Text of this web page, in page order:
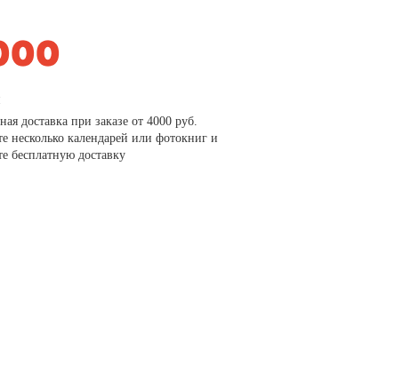
доставка при заказе от 4000 руб.
несколько календарей или фотокниг и
бесплатную доставку